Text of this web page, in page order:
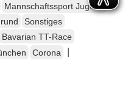
Mannschaftssport Jugend
Sonstiges
Bavarian TT-Race
Corona